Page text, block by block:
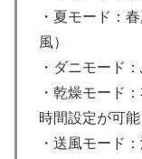
・夏モード：
風）
・ダニモード
・乾燥モード
時間設定が可能
・送風モード